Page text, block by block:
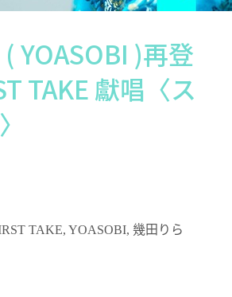
YOASOBI )再登
TAKE 獻唱〈ス
TAKE, YOASOBI, 幾田りら